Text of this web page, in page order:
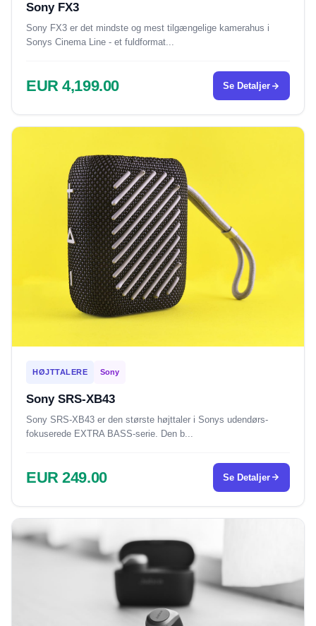
Sony FX3
Sony FX3 er det mindste og mest tilgængelige kamerahus i
Sonys Cinema Line - et fuldformat...
EUR 4,199.00 Se Detaljer
HØJTTALERE Sony
Sony SRS-XB43
Sony SRS-XB43 er den største højttaler i Sonys udendørs-
fokuserede EXTRA BASS-serie. Den b...
EUR 249.00 Se Detaljer